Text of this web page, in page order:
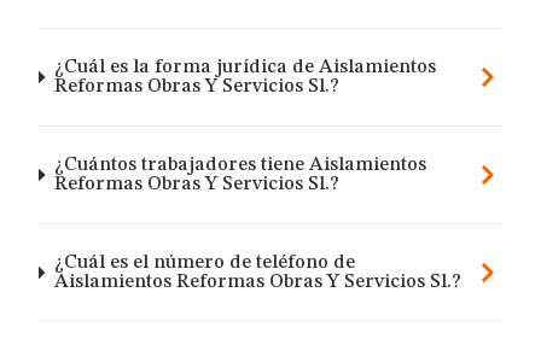
¿Cuál es la forma jurídica de Aislamientos
Reformas Obras Y Servicios Sl.?
¿Cuántos trabajadores tiene Aislamientos
Reformas Obras Y Servicios Sl.?
¿Cuál es el número de teléfono de
Aislamientos Reformas Obras Y Servicios Sl.?